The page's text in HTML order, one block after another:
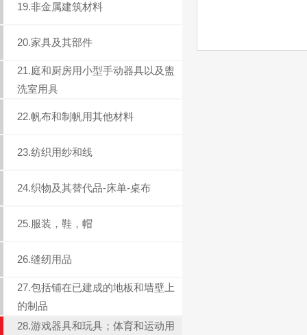
19.非金属建筑材料
20.家具及其部件
21.庭和厨房用小型手动器具以及盥
洗室用具
22.帆布和制帆用其他材料
23.纺织用纱和线
24.织物及其替代品-床单-桌布
25.服装，鞋，帽
26.缝纫用品
27.包括铺在已建成的地板和墙壁上
的制品
28.游戏器具和玩具；体育和运动用